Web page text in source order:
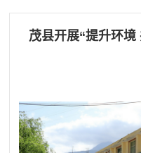
茂县开展“提升环